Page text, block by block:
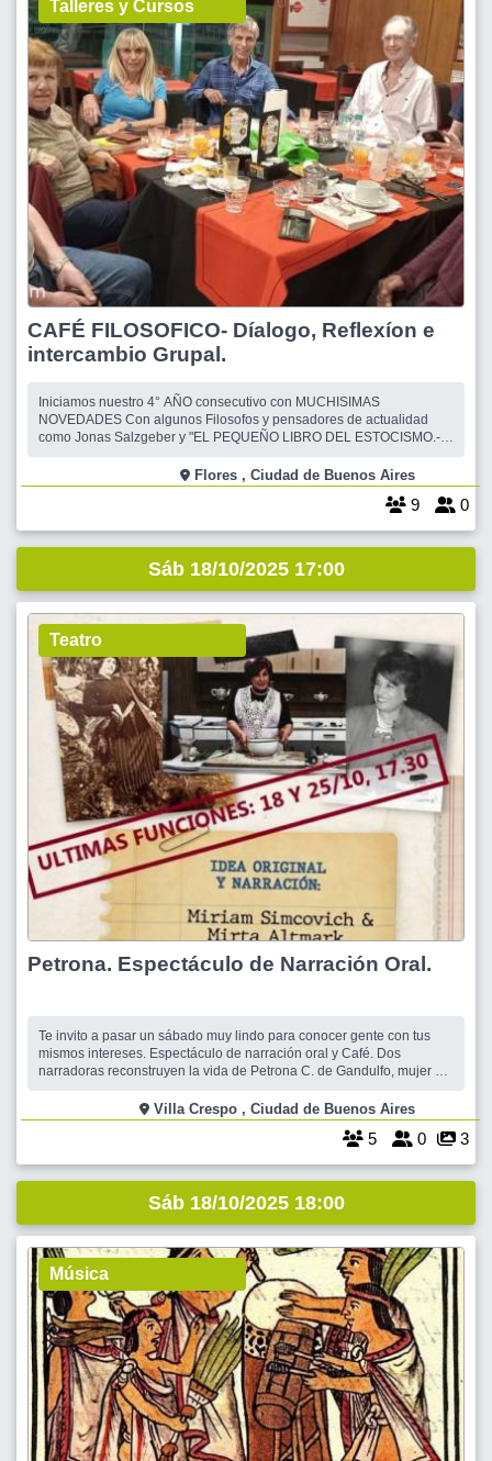
Talleres y Cursos
CAFÉ FILOSOFICO- Díalogo, Reflexíon e
intercambio Grupal.
Iniciamos nuestro 4° AÑO consecutivo con MUCHISIMAS
NOVEDADES Con algunos Filosofos y pensadores de actualidad
como Jonas Salzgeber y "EL PEQUEÑO LIBRO DEL ESTOCISMO.-
sobre BAUMAN Zygman y su libro "EL Amo
Flores , Ciudad de Buenos Aires
9 0
Sáb 18/10/2025 17:00
Teatro
Petrona. Espectáculo de Narración Oral.
Te invito a pasar un sábado muy lindo para conocer gente con tus
mismos intereses. Espectáculo de narración oral y Café. Dos
narradoras reconstruyen la vida de Petrona C. de Gandulfo, mujer y
recuerdos, aportados por su familia.Una obra cálida y muy divertida.
Petron
Villa Crespo , Ciudad de Buenos Aires
5 0 3
Sáb 18/10/2025 18:00
Música